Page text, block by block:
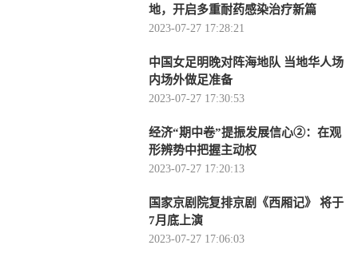
地，开启多重耐药感染治疗新篇
2023-07-27 17:28:21
中国女足明晚对阵海地队 当地华人场
内场外做足准备
2023-07-27 17:30:53
经济“期中卷”提振发展信心②：在观
形辨势中把握主动权
2023-07-27 17:20:13
国家京剧院复排京剧《西厢记》 将于
7月底上演
2023-07-27 17:06:03